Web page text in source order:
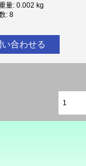
量: 0.002 kg
: 8
い合わせる